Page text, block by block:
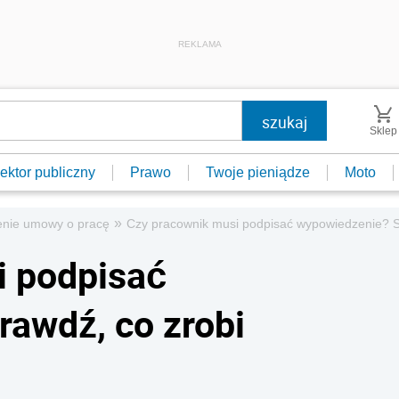
REKLAMA
Sklep
publiczny Prawo Twoje pieniądze Moto
umowy o pracę » Czy pracownik musi podpisać wypowiedzenie?
podpisać
co zrobi